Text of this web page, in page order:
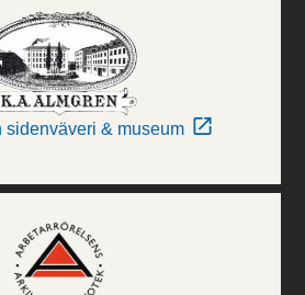
sidenväveri & museum